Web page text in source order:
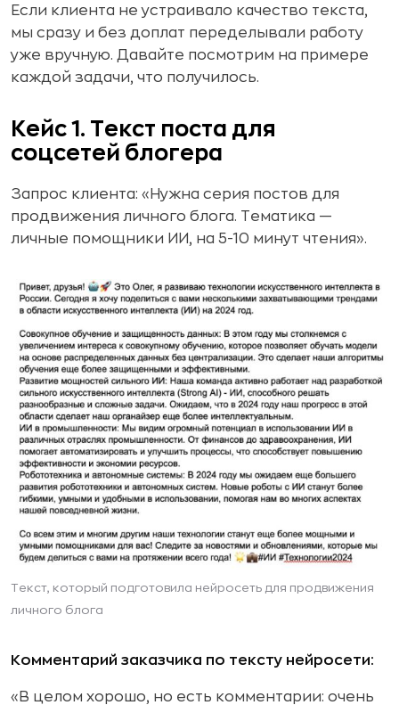
Если клиента не устраивало качество текста,
мы сразу и без доплат переделывали работу
уже вручную. Давайте посмотрим на примере
каждой задачи, что получилось.
Кейс 1. Текст поста для
соцсетей блогера
Запрос клиента: «Нужна серия постов для
продвижения личного блога. Тематика —
личные помощники ИИ, на 5-10 минут чтения».
Текст, который подготовила нейросеть для продвижения
личного блога
Комментарий заказчика по тексту нейросети:
«В целом хорошо, но есть комментарии: очень